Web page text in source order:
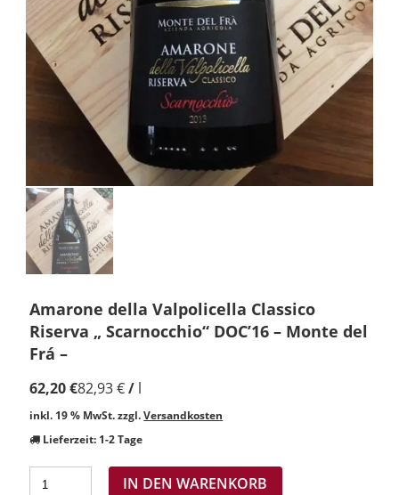
Amarone della Valpolicella Classico
Riserva „ Scarnocchio“ DOC’16 – Monte del
Frá –
62,20€82,93€/ l
inkl. 19 % MwSt. zzgl.Versandkosten
Lieferzeit: 1-2 Tage
IN DEN WARENKORB